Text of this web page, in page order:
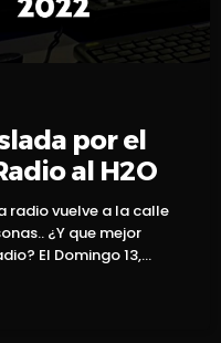
por el
al H2O
radio vuelve a la calle
¿Y que mejor
El Domingo 13,
Durante este día
un programa